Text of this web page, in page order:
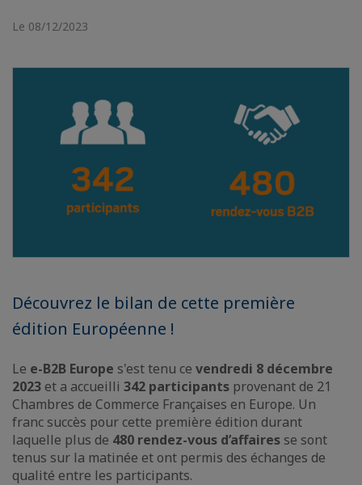
Le 08/12/2023
Découvrez le bilan de cette première
édition Européenne !
Le e-B2B Europe s'est tenu ce vendredi 8 décembre
2023 et a accueilli 342 participants provenant de 21
Chambres de Commerce Françaises en Europe. Un
franc succès pour cette première édition durant
laquelle plus de 480 rendez-vous d’affaires se sont
tenus sur la matinée et ont permis des échanges de
qualité entre les participants.